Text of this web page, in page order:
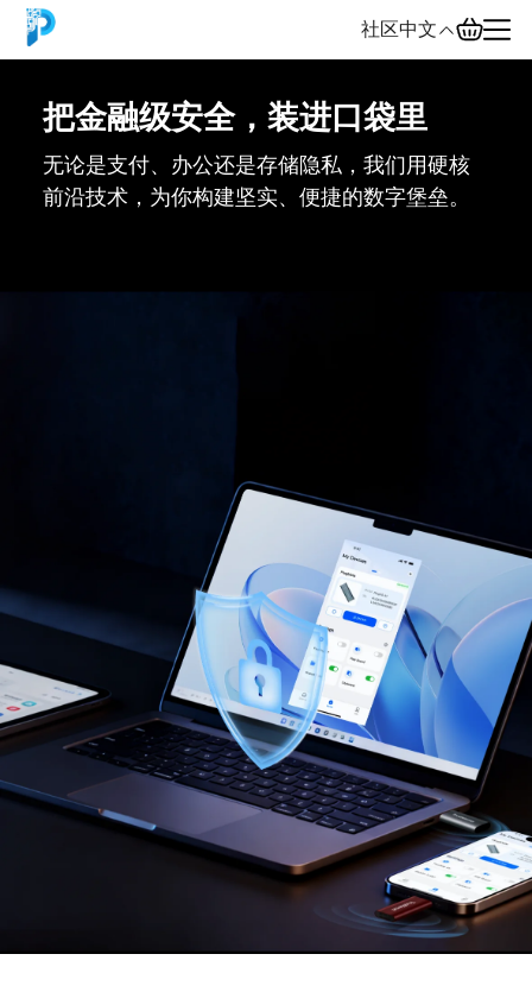
社区中文
把金融级安全，装进口袋里
无论是支付、办公还是存储隐私，我们用硬核
前沿技术，为你构建坚实、便捷的数字堡垒。
English
中文